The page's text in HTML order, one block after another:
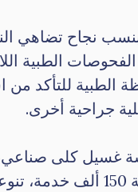
الكلى، بنسب نجاح
إلى إجراء كافة الفحوصات
للتأكد من
أن المعهد أجرى نحو 377 ألف
المعامل الطبية 159 ألف و355 مواطن،